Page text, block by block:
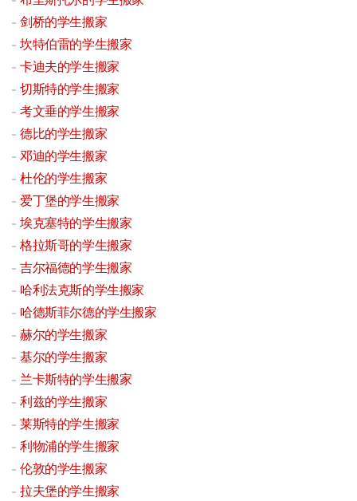
剑桥的学生搬家
坎特伯雷的学生搬家
卡迪夫的学生搬家
切斯特的学生搬家
考文垂的学生搬家
德比的学生搬家
邓迪的学生搬家
杜伦的学生搬家
爱丁堡的学生搬家
埃克塞特的学生搬家
格拉斯哥的学生搬家
吉尔福德的学生搬家
哈利法克斯的学生搬家
哈德斯菲尔德的学生搬家
赫尔的学生搬家
基尔的学生搬家
兰卡斯特的学生搬家
利兹的学生搬家
莱斯特的学生搬家
利物浦的学生搬家
伦敦的学生搬家
拉夫堡的学生搬家